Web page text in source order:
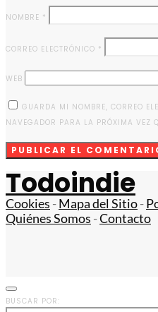
NOMBRE *
CORREO ELECTRÓNICO *
WEB
GUARDA MI NOMBRE, CORREO
NAVEGADOR PARA LA PRÓXIMA VEZ
Todoindie
Cookies -Mapa del Sitio-
Quiénes Somos -Contacto
BUSCAR POR: